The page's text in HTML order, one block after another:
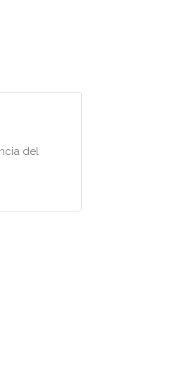
del